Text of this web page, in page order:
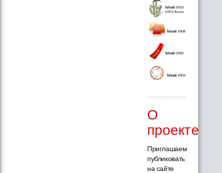
О
проекте
Приглашаем
публиковать
на сайте